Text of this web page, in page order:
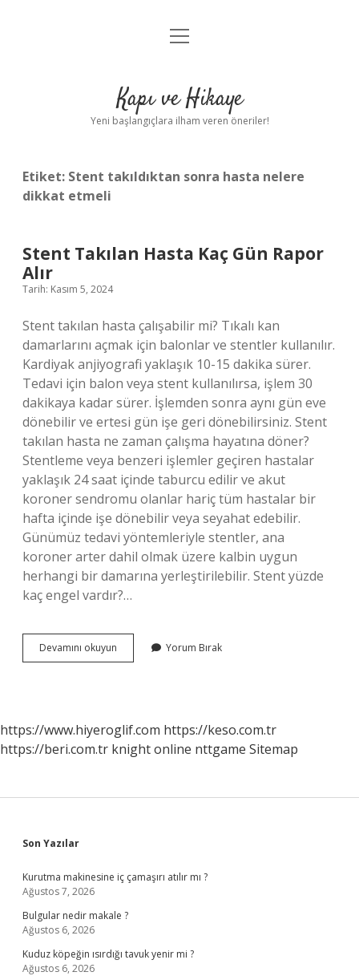
Anasayfa
Yasal Uyarı
menüyü
Kapı ve Hikaye
Yeni başlangıçlara ilham veren öneriler!
Etiket: Stent takıldıktan sonra hasta nelere
dikkat etmeli
Stent Takılan Hasta Kaç Gün Rapor
Alır
Tarih: Kasım 5, 2024
Stent takılan hasta çalışabilir mi? Tıkalı kan
damarlarını açmak için balonlar ve stentler kullanılır.
Kardiyak anjiyografi yaklaşık 10-15 dakika sürer.
Tedavi için balon veya stent kullanılırsa, işlem 30
dakikaya kadar sürer. İşlemden sonra aynı gün eve
dönebilir ve ertesi gün işe geri dönebilirsiniz. Stent
takılan hasta ne zaman çalışma hayatına döner?
Stentleme veya benzeri işlemler geçiren hastalar
yaklaşık 24 saat içinde taburcu edilir ve akut
koroner sendromu olanlar hariç tüm hastalar bir
hafta içinde işe dönebilir veya seyahat edebilir.
Günümüz tedavi yöntemleriyle stentler, ana
koroner arter dahil olmak üzere kalbin uygun
herhangi bir damarına yerleştirilebilir. Stent yüzde
kaç engel vardır?…
Devamını okuyun
Takılan
Alır
Yorum Bırak
https://www.hiyeroglif.com https://keso.com.tr
https://beri.com.tr knight online nttgame Sitemap
Sidebar
Son Yazılar
Kurutma makinesine iç çamaşırı atılır mı ?
Ağustos 7, 2026
Bulgular nedir makale ?
Ağustos 6, 2026
Kuduz köpeğin ısırdığı tavuk yenir mi ?
Ağustos 6, 2026